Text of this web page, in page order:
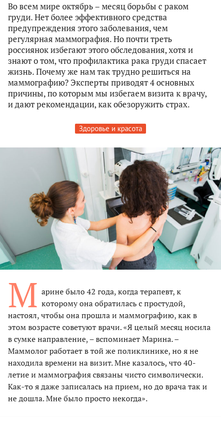
Во всем мире октябрь – месяц борьбы с раком
груди. Нет более эффективного средства
предупреждения этого заболевания, чем
регулярная маммография. Но почти треть
россиянок избегают этого обследования, хотя и
знают о том, что профилактика рака груди спасает
жизнь. Почему же нам так трудно решиться на
маммографию? Эксперты приводят 4 основных
причины, по которым мы избегаем визита к врачу,
и дают рекомендации, как обезоружить страх.
Здоровье и красота
М арине было 42 года, когда терапевт, к
которому она обратилась с простудой,
настоял, чтобы она прошла и маммографию, как в
этом возрасте советуют врачи. «Я целый месяц носила
в сумке направление, – вспоминает Марина. –
Маммолог работает в той же поликлинике, но я не
находила времени на визит. Мне казалось, что 40-
летие и маммография связаны чисто символически.
Как-то я даже записалась на прием, но до врача так и
не дошла. Мне было просто некогда».